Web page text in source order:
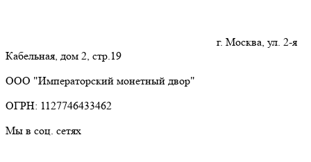
г. Москва, ул. 2-я
Кабельная, дом 2, стр.19
ООО "Императорский монетный двор"
ОГРН: 1127746433462
Мы в соц. сетях